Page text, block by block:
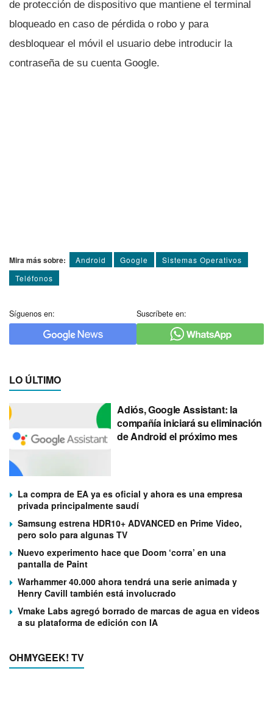
de protección de dispositivo que mantiene el terminal
bloqueado en caso de pérdida o robo y para
desbloquear el móvil el usuario debe introducir la
contraseña de su cuenta Google.
Mira más sobre: Android Google
Sistemas Operativos
Teléfonos
Síguenos en: Suscríbete en:
LO ÚLTIMO
Adiós, Google Assistant: la
compañía iniciará su eliminación
de Android el próximo mes
La compra de EA ya es oficial y ahora es una empresa
privada principalmente saudí
Samsung estrena HDR10+ ADVANCED en Prime Video,
pero solo para algunas TV
Nuevo experimento hace que Doom ‘corra’ en una
pantalla de Paint
Warhammer 40.000 ahora tendrá una serie animada y
Henry Cavill también está involucrado
Vmake Labs agregó borrado de marcas de agua en videos
a su plataforma de edición con IA
OHMYGEEK! TV